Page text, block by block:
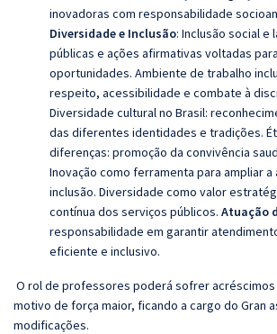
inovadoras com responsabilidade
Diversidade e Inclusão: Inclusão social e
públicas e ações afirmativas voltadas
oportunidades. Ambiente de trabalho
respeito, acessibilidade e combate à
Diversidade cultural no Brasil:
das diferentes identidades e tradições.
diferenças: promoção da convivência
Inovação como ferramenta para ampliar
inclusão. Diversidade como valor
contínua dos serviços públicos. Atuação
responsabilidade em garantir
eficiente e inclusivo.
O rol de professores poderá sofrer
motivo de força maior, ficando a cargo do Gran
modificações.